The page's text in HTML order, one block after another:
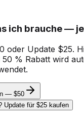
ich brauche —
oder Update $25.
50 % Rabatt wird
— $50
Update für $25 kaufen